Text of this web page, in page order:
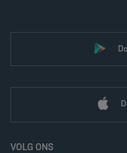
VOLG ONS